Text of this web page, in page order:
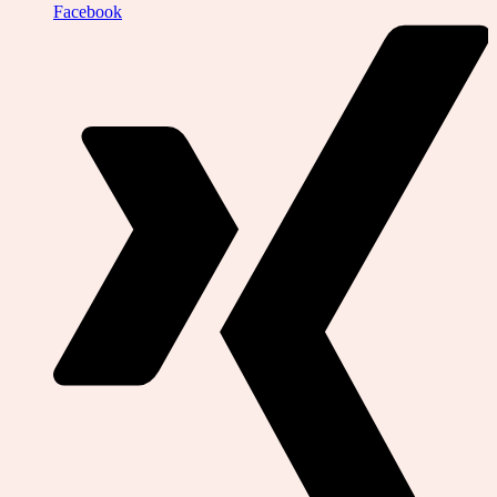
Facebook